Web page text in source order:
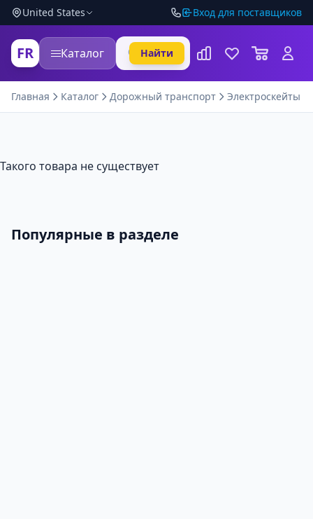
United States Вход для поставщиков
FR Каталог Найти
Главная Каталог Дорожный транспорт Электроскейты и
Такого товара не существует
Популярные в разделе